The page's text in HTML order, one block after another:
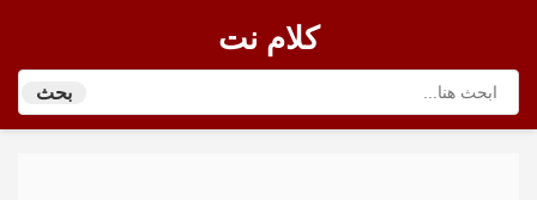
كلام نت
بحث